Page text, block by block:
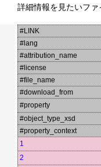
詳細情報を見たいフ
#LINK
#lang
#attribution_name
#license
#file_name
#download_from
#property
#object_type_xsd
#property_context
1
2